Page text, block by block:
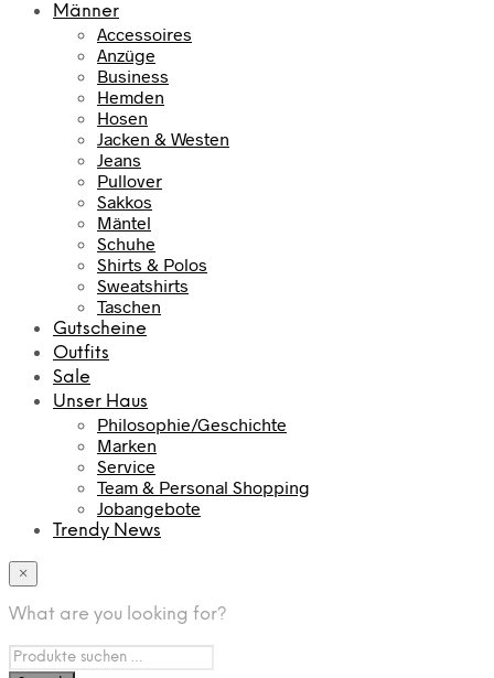
Männer
Accessoires
Anzüge
Business
Hemden
Hosen
Jacken & Westen
Jeans
Pullover
Sakkos
Mäntel
Schuhe
Shirts & Polos
Sweatshirts
Taschen
Gutscheine
Outfits
Sale
Unser Haus
Philosophie/Geschichte
Marken
Service
Team & Personal Shopping
Jobangebote
Trendy News
×
What are you looking for?